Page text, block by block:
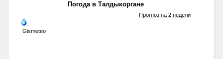
Погода в Талдыкоргане
Gismeteo
Прогноз на 2 недели